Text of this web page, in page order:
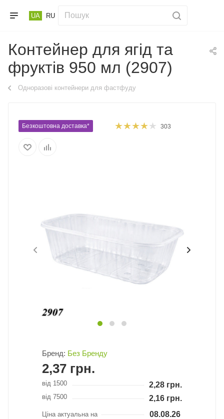
UA RU
Контейнер для ягід та
фруктів 950 мл (2907)
Одноразові контейнери для фастфуду
Безкоштовна доставка* 303
Бренд: Без Бренду
2,37 грн.
від 1500 2,28 грн.
від 7500 2,16 грн.
Ціна актуальна на 08.08.26